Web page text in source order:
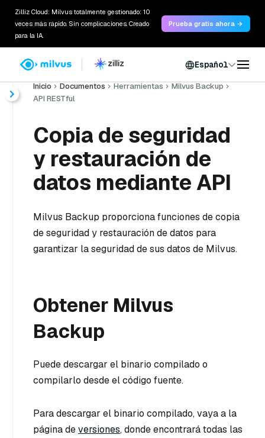
Zilliz Cloud: Milvus totalmente gestionado: 10
veces más rápido. Sin complicaciones. Creado
para la IA.
Prueba gratis ahora →
Español
Inicio Documentos Herramientas
Milvus Backup
API RESTful
Copia de seguridad
y restauración de
datos mediante API
Milvus Backup proporciona funciones de copia
de seguridad y restauración de datos para
garantizar la seguridad de sus datos de Milvus.
Obtener Milvus
Backup
Puede descargar el binario compilado o
compilarlo desde el código fuente.
Para descargar el binario compilado, vaya a la
página deversiones, donde encontrará todas las